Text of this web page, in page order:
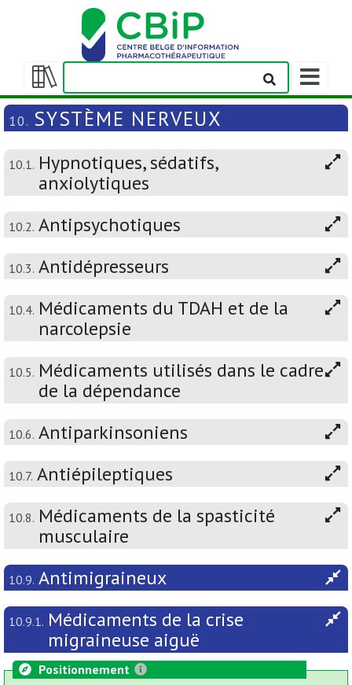
Afficher/masquer
la
table
matières
Afficher/
la
barre
navigation
10. SYSTÈME NERVEUX
10.1. Hypnotiques, sédatifs,
anxiolytiques
10.2. Antipsychotiques
10.3. Antidépresseurs
10.4. Médicaments du TDAH et de la
narcolepsie
10.5. Médicaments utilisés dans le cadre
de la dépendance
10.6. Antiparkinsoniens
10.7. Antiépileptiques
10.8. Médicaments de la spasticité
musculaire
10.9. Antimigraineux
10.9.1. Médicaments de la crise
migraineuse aiguë
Positionnement